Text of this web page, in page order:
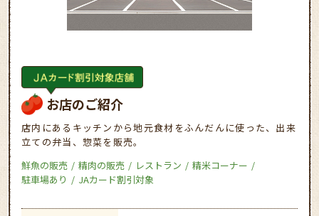
お店のご紹介
店内にあるキッチンから地元食材をふんだんに使った、出来
立ての弁当、惣菜を販売。
鮮魚の販売
精肉の販売 レストラン
精米コーナー
駐車場あり
JAカード割引対象